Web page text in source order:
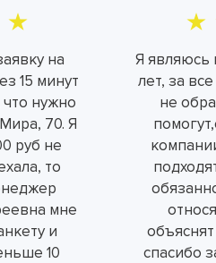
на
15 минут
нужно
70. Я
руб не
то
мне
и
10
Я являюсь
лет, за
не
спасибо